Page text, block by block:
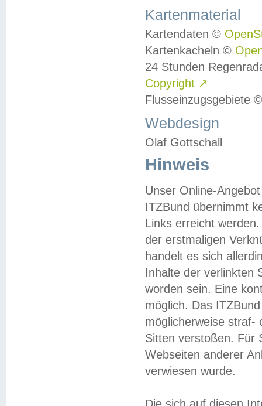
Kartenmaterial
Kartendaten ©
Kartenkacheln ©
24 Stunden
Copyright ↗
Flusseinzugsgebiete
Webdesign
Olaf Gottschall
Hinweis
Unser Online-
ITZBund übernimmt
Links erreicht
der erstmaligen
handelt es sich
Inhalte der verlinkten
worden sein. Eine
möglich. Das
möglicherweise straf-
Sitten verstoßen. Für
Webseiten anderer
verwiesen wurde.